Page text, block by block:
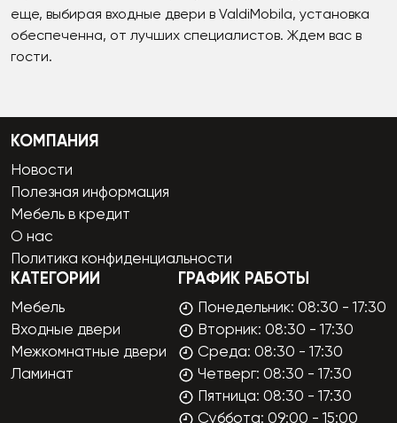
еще, выбирая входные двери в ValdiMobila, установка
обеспеченна, от лучших специалистов. Ждем вас в
гости.
КОМПАНИЯ
Новости
Полезная информация
Мебель в кредит
О нас
Политика конфиденциальности
КАТЕГОРИИ
Мебель
Входные двери
Межкомнатные двери
Ламинат
ГРАФИК РАБОТЫ
Понедельник: 08:30 - 17:30
Вторник: 08:30 - 17:30
Среда: 08:30 - 17:30
Четверг: 08:30 - 17:30
Пятница: 08:30 - 17:30
Суббота: 09:00 - 15:00